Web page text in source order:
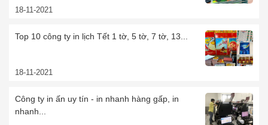
18-11-2021
Top 10 công ty in lịch Tết 1 tờ, 5 tờ, 7 tờ, 13...
18-11-2021
Công ty in ấn uy tín - in nhanh hàng gấp, in
nhanh...